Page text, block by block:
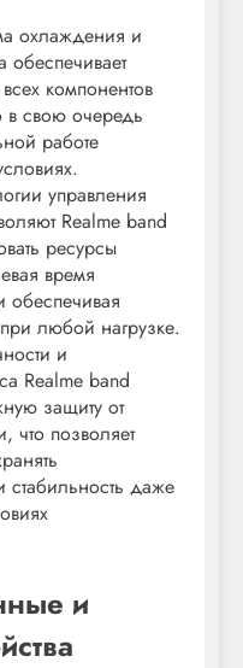
охлаждения и
обеспечивает
компонентов
в свою очередь
работе
управления
Realme band
ресурсы
время
обеспечивая
любой нагрузке.
и
Realme band
защиту от
что позволяет
стабильность даже
и